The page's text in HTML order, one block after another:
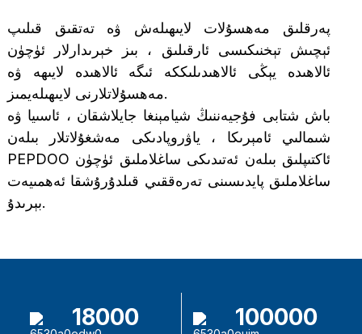
پەرقلىق مەھسۇلات لايىھىلەش ۋە تەتقىق قىلىپ
ئېچىش تېخنىكىسى ئارقىلىق ، بىز خېرىدارلار ئۈچۈن
ئالاھىدە يېڭى ئالاھىدىلىككە ئىگە ئالاھىدە لايىھە ۋە
مەھسۇلاتلارنى لايىھىلەيمىز.
باش شتابى فۇجيەننىڭ شيامېنغا جايلاشقان ، ئاسىيا ۋە
شىمالىي ئامېرىكا ، ياۋروپادىكى مەشغۇلاتلار بىلەن
PEPDOO ئاكتىپلىق بىلەن ئەتىدىكى ساغلاملىق ئۈچۈن
ساغلاملىق پايدىسىنى تەرەققىي قىلدۇرۇشقا ئەھمىيەت
بېرىدۇ.
18000 100000